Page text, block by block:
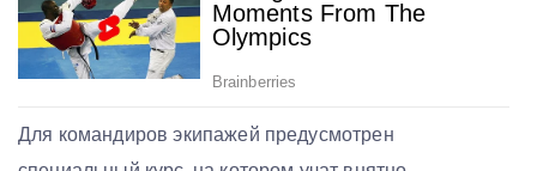
Для командиров экипажей предусмотрен